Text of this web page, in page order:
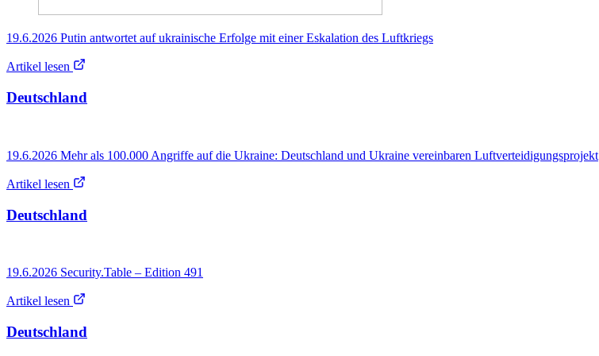
19.6.2026 Putin antwortet auf ukrainische Erfolge mit einer Eskalation des Luftkriegs
Artikel lesen
Deutschland
19.6.2026 Mehr als 100.000 Angriffe auf die Ukraine: Deutschland und Ukraine vereinbaren Luftverteidigungsprojekt
Artikel lesen
Deutschland
19.6.2026 Security.Table – Edition 491
Artikel lesen
Deutschland